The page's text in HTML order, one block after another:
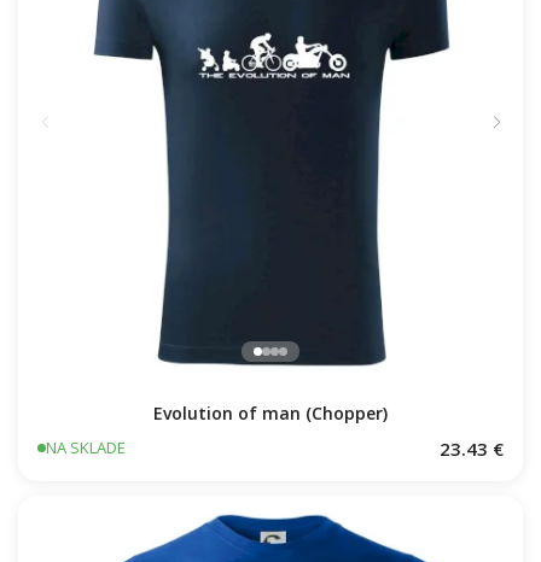
Evolution of man (Chopper)
NA SKLADE 23.43 €